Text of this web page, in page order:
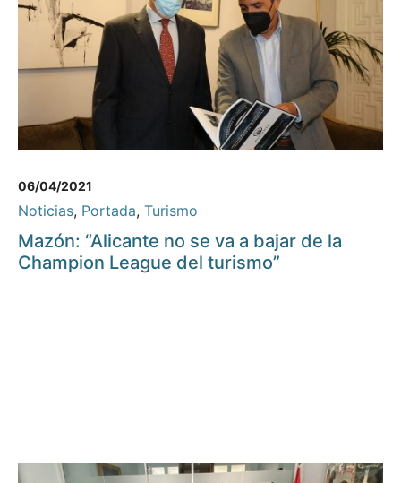
06/04/2021
Noticias, Portada, Turismo
Mazón: “Alicante no se va a bajar de la
Champion League del turismo”